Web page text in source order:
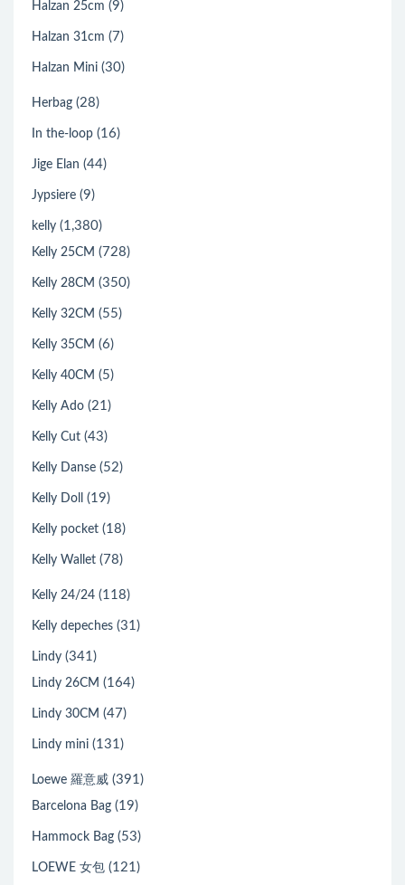
Halzan 25cm (9)
Halzan 31cm (7)
Halzan Mini (30)
Herbag (28)
In the-loop (16)
Jige Elan (44)
Jypsiere (9)
kelly (1,380)
Kelly 25CM (728)
Kelly 28CM (350)
Kelly 32CM (55)
Kelly 35CM (6)
Kelly 40CM (5)
Kelly Ado (21)
Kelly Cut (43)
Kelly Danse (52)
Kelly Doll (19)
Kelly pocket (18)
Kelly Wallet (78)
Kelly 24/24 (118)
Kelly depeches (31)
Lindy (341)
Lindy 26CM (164)
Lindy 30CM (47)
Lindy mini (131)
Loewe 羅意威 (391)
Barcelona Bag (19)
Hammock Bag (53)
LOEWE 女包 (121)